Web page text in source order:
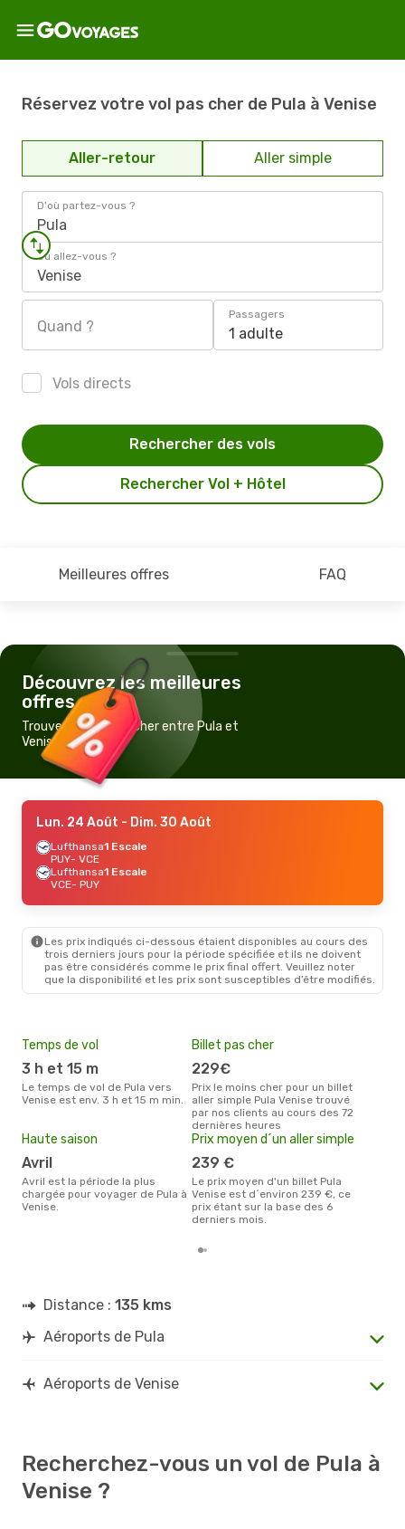
Réservez votre vol pas cher de Pula à Venise
Aller-retour Aller simple
D'où partez-vous ?
Pula
Où allez-vous ?
Venise
Quand ?
Passagers
1 adulte
Vols directs
Rechercher Vol + Hôtel
Rechercher des vols
Meilleures offres FAQ
Découvrez les meilleures
offres
Trouvez un vol pas cher entre Pula et
Venise
Lun. 24 Août - Dim. 30 Août
Lufthansa1 Escale
PUY- VCE
Lufthansa1 Escale
VCE- PUY
Les prix indiqués ci-dessous étaient disponibles au cours des
trois derniers jours pour la période spécifiée et ils ne doivent
pas être considérés comme le prix final offert. Veuillez noter
que la disponibilité et les prix sont susceptibles d’être modifiés.
Temps de vol
3 h et 15 m
Le temps de vol de Pula vers
Venise est env. 3 h et 15 m min.
Billet pas cher
229€
Prix le moins cher pour un billet
aller simple Pula Venise trouvé
par nos clients au cours des 72
dernières heures
Haute saison
avril
avril est la période la plus
chargée pour voyager de Pula à
Venise.
Prix moyen d´un aller simple
239 €
Le prix moyen d'un billet Pula
Venise est d´environ 239 €, ce
prix étant sur la base des 6
derniers mois.
Distance : 135 kms
Aéroports de Pula
Aéroports de Venise
Recherchez-vous un vol de Pula à
Venise ?